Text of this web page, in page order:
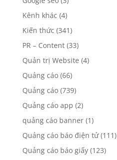
Kênh khác (4)
Kiến thức (341)
PR – Content(33)
Quản trị Website (4)
Quảng cáo(66)
Quảng cáo(739)
Quảng cáo app (2)
quảng cáo banner(1)
Quảng cáo báo điện tử(111)
Quảng cáo báo giấy(123)